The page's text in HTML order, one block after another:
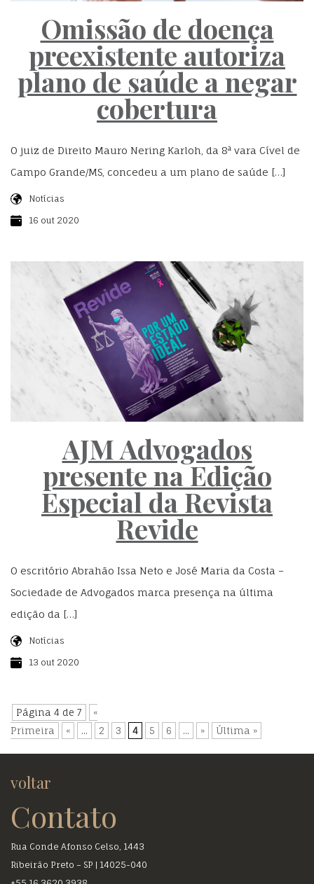
Omissão de doença
preexistente autoriza
plano de saúde a negar
cobertura
O juiz de Direito Mauro Nering Karloh, da 8ª vara Cível de
Campo Grande/MS, concedeu a um plano de saúde […]
Notícias
16 out 2020
AJM Advogados
presente na Edição
Especial da Revista
Revide
O escritório Abrahão Issa Neto e José Maria da Costa –
Sociedade de Advogados marca presença na última
edição da […]
Notícias
13 out 2020
Página 4 de 7
«
Primeira
« ... 2 3 4 5 6 ... » Última »
voltar
Contato
Rua Conde Afonso Celso, 1443
Ribeirão Preto – SP | 14025-040